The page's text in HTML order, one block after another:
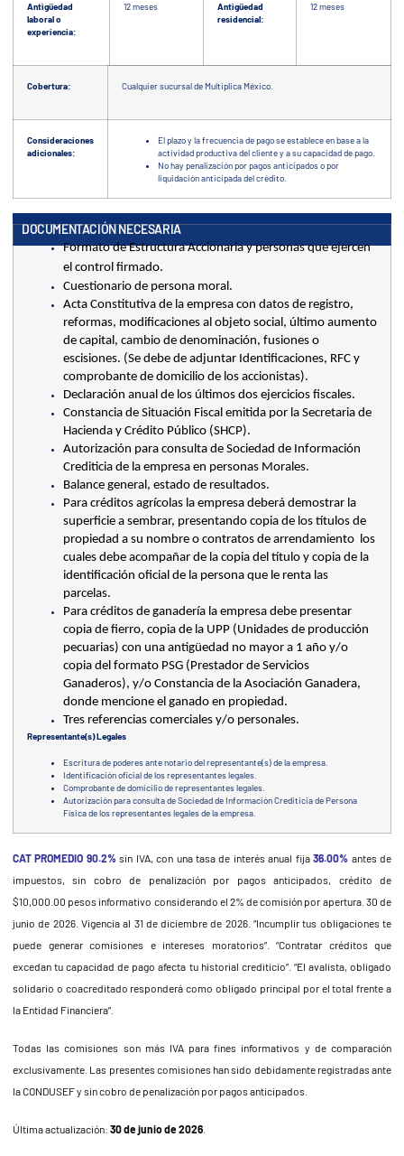
Antigüedad
laboral o
experiencia:
12 meses
Antigüedad
residencial:
12 meses
Cobertura: Cualquier sucursal de Multiplica México.
Consideraciones
adicionales:
El plazo y la frecuencia de pago se establece en base a la
actividad productiva del cliente y a su capacidad de pago.
No hay penalización por pagos anticipados o por
liquidación anticipada del crédito.
DOCUMENTACIÓN NECESARIA
Formato de Estructura Accionaria y personas que ejercen
el control firmado.
Cuestionario de persona moral.
Acta Constitutiva de la empresa con datos de registro,
reformas, modificaciones al objeto social, último aumento
de capital, cambio de denominación, fusiones o
escisiones. (Se debe de adjuntar Identificaciones, RFC y
comprobante de domicilio de los accionistas).
Declaración anual de los últimos dos ejercicios fiscales.
Constancia de Situación Fiscal emitida por la Secretaria de
Hacienda y Crédito Público (SHCP).
Autorización para consulta de Sociedad de Información
Crediticia de la empresa en personas Morales.
Balance general, estado de resultados.
Para créditos agrícolas la empresa deberá demostrar la
superficie a sembrar, presentando copia de los títulos de
propiedad a su nombre o contratos de arrendamiento  los
cuales debe acompañar de la copia del título y copia de la
identificación oficial de la persona que le renta las
parcelas.
Para créditos de ganadería la empresa debe presentar
copia de fierro, copia de la UPP (Unidades de producción
pecuarias) con una antigüedad no mayor a 1 año y/o
copia del formato PSG (Prestador de Servicios
Ganaderos), y/o Constancia de la Asociación Ganadera,
donde mencione el ganado en propiedad.
Tres referencias comerciales y/o personales.
Representante(s) Legales
Escritura de poderes ante notario del representante(s) de la empresa.
Identificación oficial de los representantes legales.
Comprobante de domicilio de representantes legales.
Autorización para consulta de Sociedad de Información Crediticia de Persona
Física de los representantes legales de la empresa.
CAT PROMEDIO 90.2% sin IVA, con una tasa de interés anual fija36.00% antes de
impuestos, sin cobro de penalización por pagos anticipados, crédito de
$10,000.00 pesos informativo considerando el 2% de comisión por apertura. 30 de
junio de 2026. Vigencia al 31 de diciembre de 2026. “Incumplir tus obligaciones te
puede generar comisiones e intereses moratorios”. “Contratar créditos que
excedan tu capacidad de pago afecta tu historial crediticio”. “El avalista, obligado
solidario o coacreditado responderá como obligado principal por el total frente a
la Entidad Financiera”.
Todas las comisiones son más IVA para fines informativos y de comparación
exclusivamente. Las presentes comisiones han sido debidamente registradas ante
la CONDUSEF y sin cobro de penalización por pagos anticipados.
Última actualización: 30 de junio de 2026